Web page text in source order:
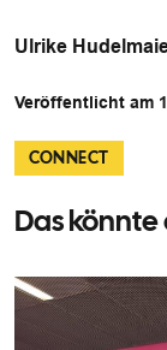
Ulrike
Veröffentlicht am
CONNECT
Das